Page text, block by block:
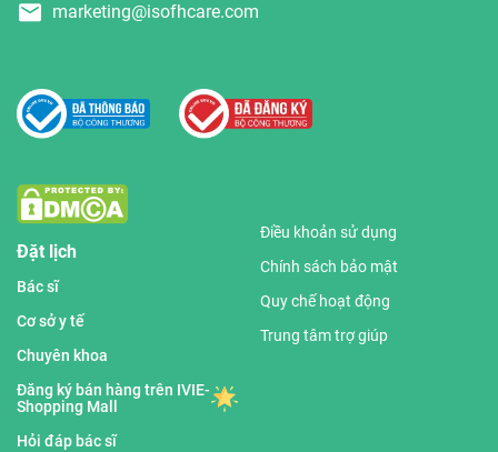
marketing@isofhcare.com
Đặt lịch
Bác sĩ
Cơ sở y tế
Chuyên khoa
Đăng ký bán hàng trên IVIE-
Shopping Mall
Hỏi đáp bác sĩ
Điều khoản sử dụng
Chính sách bảo mật
Quy chế hoạt động
Trung tâm trợ giúp